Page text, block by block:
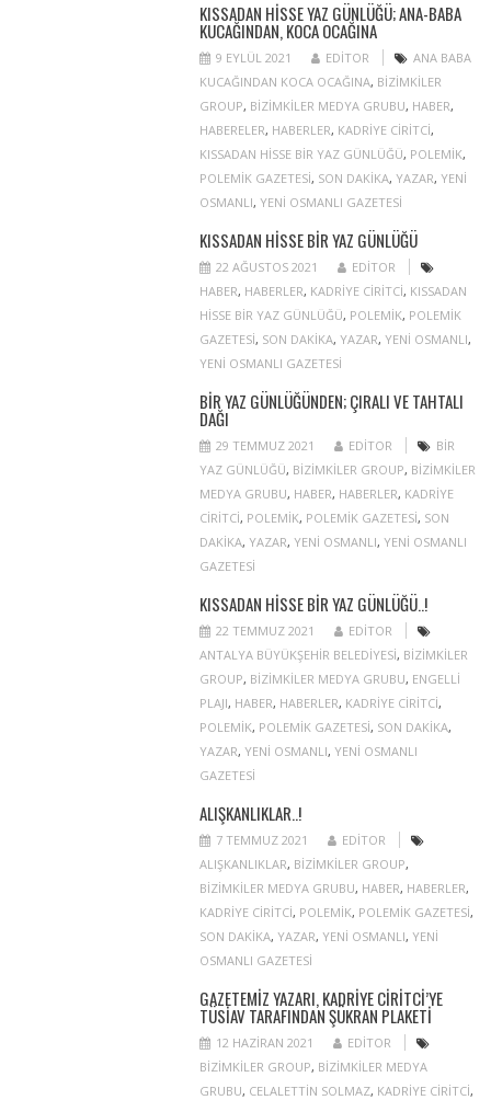
KISSADAN HISSE YAZ GÜNLÜĞÜ; ANA-BABA
KUCAĞINDAN, KOCA OCAĞINA
9 EYLÜL 2021 EDITOR
ANA BABA
KUCAĞINDAN KOCA OCAĞINA, BIZIMKILER
GROUP, BIZIMKILER MEDYA GRUBU, HABER,
HABERELER, HABERLER, KADRIYE CIRITCI,
KISSADAN HISSE BIR YAZ GÜNLÜĞÜ, POLEMIK,
POLEMIK GAZETESI, SON DAKIKA, YAZAR, YENI
OSMANLI, YENI OSMANLI GAZETESI
KISSADAN HISSE BIR YAZ GÜNLÜĞÜ
22 AĞUSTOS 2021
EDITOR
HABER, HABERLER, KADRIYE CIRITCI, KISSADAN
HISSE BIR YAZ GÜNLÜĞÜ, POLEMIK, POLEMIK
GAZETESI, SON DAKIKA, YAZAR, YENI OSMANLI,
YENI OSMANLI GAZETESI
BIR YAZ GÜNLÜĞÜNDEN; ÇIRALI VE TAHTALI
DAĞI
29 TEMMUZ 2021 EDITOR
BIR
YAZ GÜNLÜĞÜ, BIZIMKILER GROUP, BIZIMKILER
MEDYA GRUBU, HABER, HABERLER, KADRIYE
CIRITCI, POLEMIK, POLEMIK GAZETESI, SON
DAKIKA, YAZAR, YENI OSMANLI, YENI OSMANLI
GAZETESI
KISSADAN HISSE BIR YAZ GÜNLÜĞÜ..!
22 TEMMUZ 2021
EDITOR
ANTALYA BÜYÜKŞEHIR BELEDIYESI, BIZIMKILER
GROUP, BIZIMKILER MEDYA GRUBU, ENGELLI
PLAJI, HABER, HABERLER, KADRIYE CIRITCI,
POLEMIK, POLEMIK GAZETESI, SON DAKIKA,
YAZAR, YENI OSMANLI, YENI OSMANLI
GAZETESI
ALIŞKANLIKLAR..!
7 TEMMUZ 2021
EDITOR
ALIŞKANLIKLAR, BIZIMKILER GROUP,
BIZIMKILER MEDYA GRUBU, HABER, HABERLER,
KADRIYE CIRITCI, POLEMIK, POLEMIK GAZETESI,
SON DAKIKA, YAZAR, YENI OSMANLI, YENI
OSMANLI GAZETESI
GAZETEMIZ YAZARI, KADRIYE CIRITCI’YE
TÜSİAV TARAFINDAN ŞÜKRAN PLAKETI
12 HAZIRAN 2021
EDITOR
BIZIMKILER GROUP, BIZIMKILER MEDYA
GRUBU, CELALETTIN SOLMAZ, KADRIYE CIRITCI,